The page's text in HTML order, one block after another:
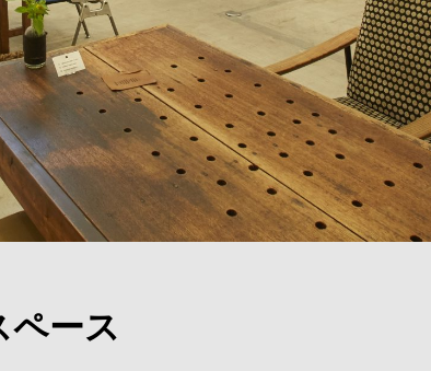
ペース